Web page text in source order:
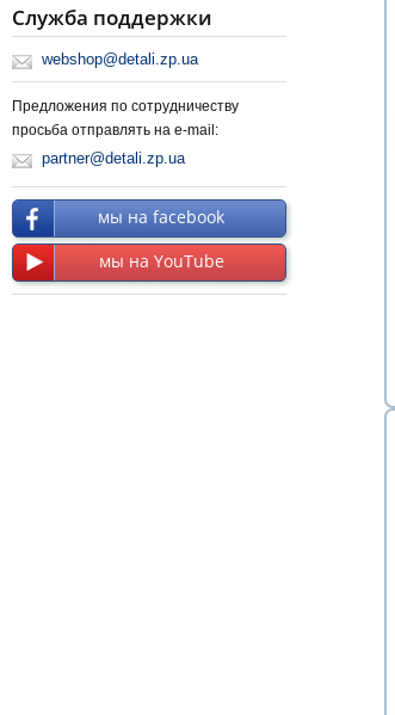
Служба поддержки
webshop@detali.zp.ua
Предложения по сотрудничеству
просьба отправлять на e-mail:
partner@detali.zp.ua
мы на facebook
мы на YouTube